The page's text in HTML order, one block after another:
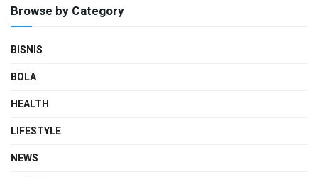
Browse by Category
BISNIS
BOLA
HEALTH
LIFESTYLE
NEWS